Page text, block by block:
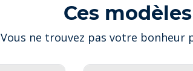
Ces
Vous ne trouvez pas votre bonheur